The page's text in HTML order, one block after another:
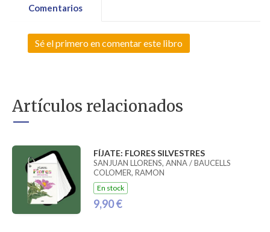
Comentarios
Sé el primero en comentar este libro
Artículos relacionados
FÍJATE: FLORES SILVESTRES
SANJUAN LLORENS, ANNA / BAUCELLS
COLOMER, RAMON
En stock
9,90 €